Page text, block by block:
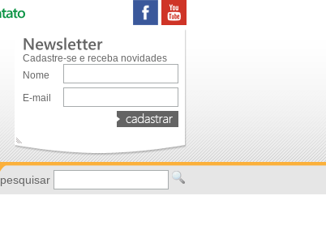
Cadastre-se e receba novidades
Nome
E-mail
pesquisar